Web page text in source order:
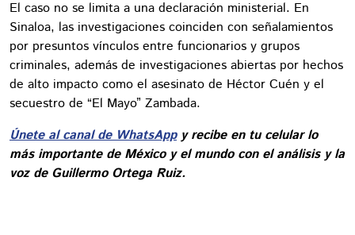
El caso no se limita a una declaración ministerial. En
Sinaloa, las investigaciones coinciden con señalamientos
por presuntos vínculos entre funcionarios y grupos
criminales, además de investigaciones abiertas por hechos
de alto impacto como el asesinato de Héctor Cuén y el
secuestro de “El Mayo” Zambada.
Únete al canal de WhatsAppy recibe en tu celular lo
más importante de México y el mundo con el análisis y la
voz de Guillermo Ortega Ruiz.